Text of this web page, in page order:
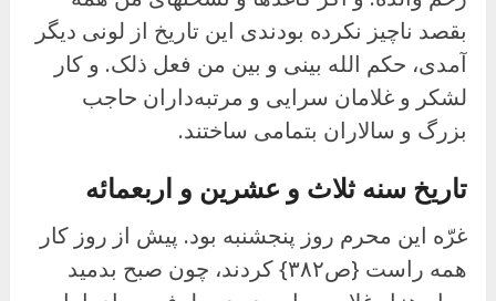
بقصد ناچیز نکرده بودندی این تاریخ از لونی دیگر
آمدی، حکم الله بینی و بین من فعل ذلک. و کار
لشکر و غلامان سرایی و مرتبه‌داران حاجب
بزرگ و سالاران بتمامی ساختند.
تاریخ سنه ثلاث و عشرین و اربعمائه
غرّه این محرم روز پنجشنبه بود. پیش از روز کار
همه راست {ص۳۸۲} کردند، چون صبح بدمید